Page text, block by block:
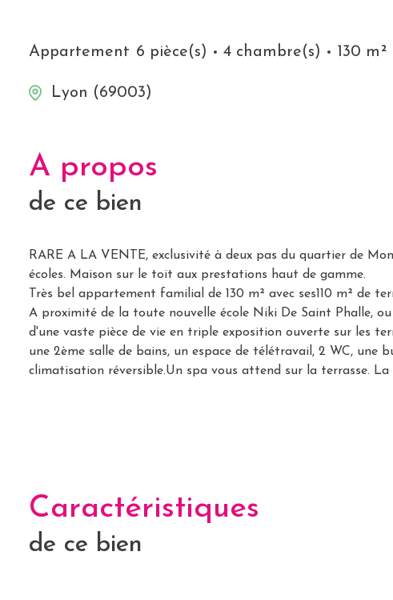
Appartement 6 pièce(s) 4 chambre(s) 130 m²
Lyon (69003)
A propos
de ce bien
RARE A LA VENTE, exclusivité à deux pas du quartier de
écoles. Maison sur le toit aux prestations haut de gamme.
Très bel appartement familial de 130 m² avec ses110 m² de
A proximité de la toute nouvelle école Niki De Saint Phalle,
d'une vaste pièce de vie en triple exposition ouverte sur les
une 2ème salle de bains, un espace de télétravail, 2 WC, une
climatisation réversible.Un spa vous attend sur la terrasse.
Caractéristiques
de ce bien